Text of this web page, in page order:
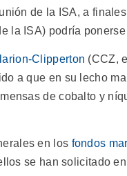
de la ISA, a
la ISA) podría
Clipperton (CCZ,
a que en su lecho
de cobalto y
en los fondos
se han solicitado